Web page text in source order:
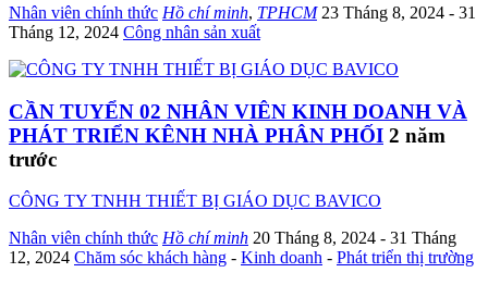
Nhân viên chính thức Hồ chí minh, TPHCM 23 Tháng 8, 2024 - 31
Tháng 12, 2024 Công nhân sản xuất
CẦN TUYỂN 02 NHÂN VIÊN KINH DOANH VÀ
PHÁT TRIỂN KÊNH NHÀ PHÂN PHỐI 2 năm
trước
CÔNG TY TNHH THIẾT BỊ GIÁO DỤC BAVICO
Nhân viên chính thức Hồ chí minh 20 Tháng 8, 2024 - 31 Tháng
12, 2024 Chăm sóc khách hàng - Kinh doanh - Phát triển thị trường